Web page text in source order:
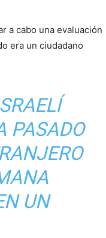
a cabo una evaluación
era un ciudadano
PASADO
UN